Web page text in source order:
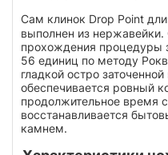
Сам клинок Drop Point
выполнен из
прохождения процедуры
56 единиц по методу
гладкой остро
обеспечивается ровный
продолжительное время
восстанавливается
камнем.